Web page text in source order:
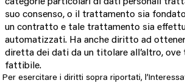
suo consenso, o il trattamento sia
un contratto e tale trattamento sia
automatizzati. Ha anche diritto ad
diretta dei dati da un titolare all’altro, ove
fattibile.
Per esercitare i diritti sopra riportati,